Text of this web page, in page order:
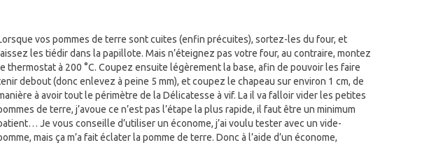
vos pommes de terre sont cuites (enfin précuites), sortez-les du four, et
les tiédir dans la papillote. Mais n’éteignez pas votre four, au contraire, montez
thermostat à 200 °C. Coupez ensuite légèrement la base, afin de pouvoir les faire
debout (donc enlevez à peine 5 mm), et coupez le chapeau sur environ 1 cm, de
à avoir tout le périmètre de la Délicatesse à vif. La il va falloir vider les petites
de terre, j’avoue ce n’est pas l’étape la plus rapide, il faut être un minimum
Je vous conseille d’utiliser un économe, j’ai voulu tester avec un vide-
mais ça m’a fait éclater la pomme de terre. Donc à l’aide d’un économe,